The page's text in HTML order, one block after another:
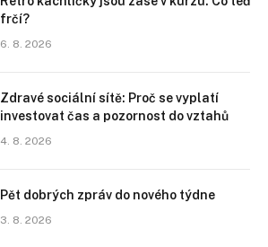
frčí?
6. 8. 2026
Zdravé sociální sítě: Proč se vyplatí
investovat čas a pozornost do vztahů
4. 8. 2026
Pět dobrých zpráv do nového týdne
3. 8. 2026